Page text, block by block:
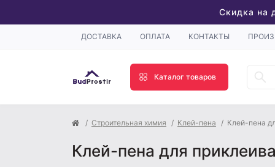
Скидка на
ДОСТАВКА ОПЛАТА КОНТАКТЫ
Каталог товаров
Строительная химия Клей-пена Клей-пена
Клей-пена для